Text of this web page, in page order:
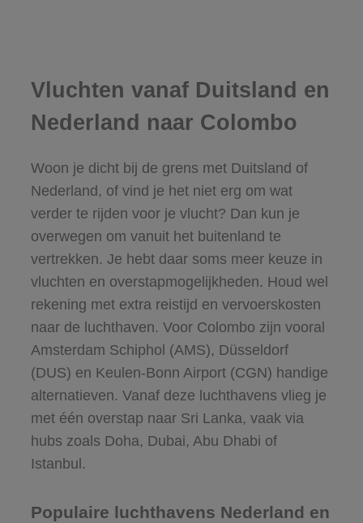
Vluchten vanaf Duitsland en
Nederland naar Colombo
Woon je dicht bij de grens met Duitsland of
Nederland, of vind je het niet erg om wat
verder te rijden voor je vlucht? Dan kun je
overwegen om vanuit het buitenland te
vertrekken. Je hebt daar soms meer keuze in
vluchten en overstapmogelijkheden. Houd wel
rekening met extra reistijd en vervoerskosten
naar de luchthaven. Voor Colombo zijn vooral
Amsterdam Schiphol (AMS), Düsseldorf
(DUS) en Keulen-Bonn Airport (CGN) handige
alternatieven. Vanaf deze luchthavens vlieg je
met één overstap naar Sri Lanka, vaak via
hubs zoals Doha, Dubai, Abu Dhabi of
Istanbul.
Populaire luchthavens Nederland en